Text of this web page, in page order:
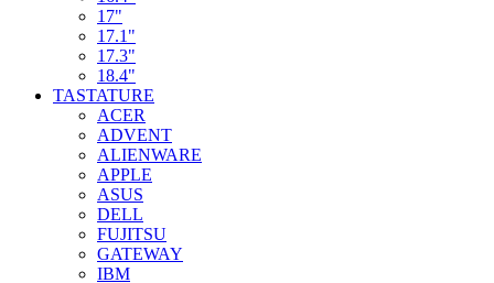
17"
17.1"
17.3"
18.4"
TASTATURE
ACER
ADVENT
ALIENWARE
APPLE
ASUS
DELL
FUJITSU
GATEWAY
IBM